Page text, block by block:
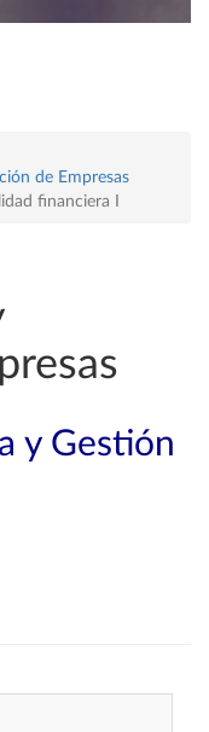
de Empresas
financiera I
y Gestión